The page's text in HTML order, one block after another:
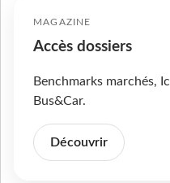
MAGAZINE
Accès dossiers
Benchmarks marchés,
Bus&Car.
Découvrir